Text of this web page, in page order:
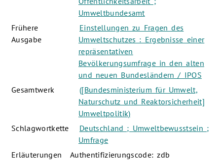
Umweltbundesamt
Frühere
Ausgabe
Einstellungen zu Fragen des
Umweltschutzes : Ergebnisse einer
repräsentativen
Bevölkerungsumfrage in den alten
und neuen Bundesländern / IPOS
Gesamtwerk
([Bundesministerium für Umwelt,
Naturschutz und Reaktorsicherheit]
Umweltpolitik)
Schlagwortkette
Deutschland ; Umweltbewusstsein ;
Umfrage
Erläuterungen
Authentifizierungscode: zdb